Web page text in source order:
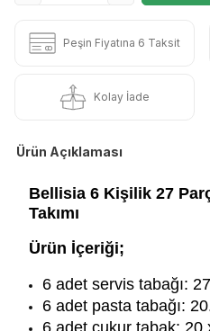
Peşin Fiyatına 6 Taksit
Kolay İade
Ürün Açıklaması
Bellisia 6 Kişilik 27
Takımı
Ürün İçeriği;
6 adet servis tabağı:
6 adet pasta tabağı:
6 adet çukur tabak: 20